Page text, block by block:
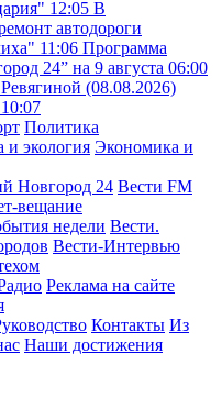
12:05 В
автодороги
11:06 Программа
24” на 9 августа 06:00
(08.08.2026)
10:07
Политика
экология Экономика и
Новгород 24 Вести FM
вещание
недели Вести.
Вести-Интервью
Реклама на сайте
Контакты Из
Наши достижения